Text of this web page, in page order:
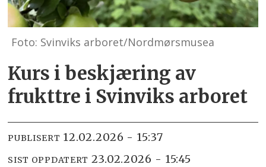
Foto: Svinviks arboret/Nordmørsmusea
Kurs i beskjæring av
frukttre i Svinviks arboret
PUBLISERT 12.02.2026 - 15:37
SIST OPPDATERT 23.02.2026 - 15:45